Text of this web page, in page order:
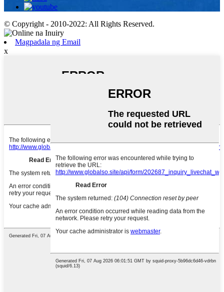
© Copyright - 2010-2022: All Rights Reserved.
Magpadala ng Email
x